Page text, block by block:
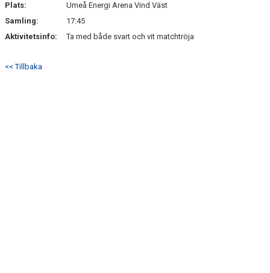
KONTAKT
Plats:
Umeå Energi Arena Vind Väst
Samling:
17:45
Aktivitetsinfo:
Ta med både svart och vit matchtröja
<< Tillbaka